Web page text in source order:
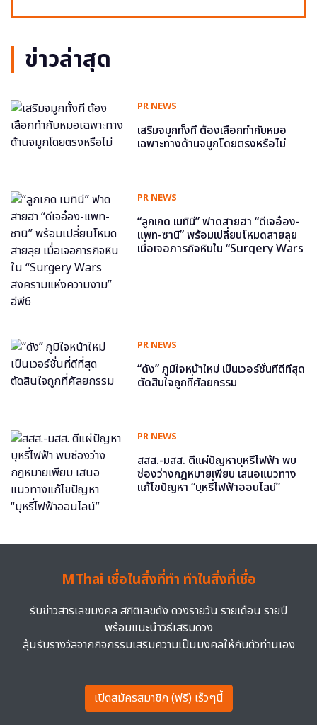
ข่าวล่าสุด
PR NEWS
เสริมจมูกทั้งที ต้องเลือกทำกับหมอ
เฉพาะทางด้านจมูกโดยตรงหรือไม่
PR NEWS
“ลูกเกด เมทินี” ฟาดสายฮา “ดีเจอ๋อง-
แพท-ซานิ” พร้อมเปลี่ยนโหมดสายลุย
เมื่อเจอภารกิจหินใน “Surgery Wars
PR NEWS
“ดัง” ภูมิใจหน้าใหม่ เป็นเวอร์ชั่นที่ดีที่สุด
ตัดสินใจถูกที่ศัลยกรรม
PR NEWS
สสส.-มสส. ตีแผ่ปัญหาบุหรี่ไฟฟ้า พบ
ช่องว่างกฎหมายเพียบ เสนอแนวทาง
แก้ไขปัญหา “บุหรี่ไฟฟ้าออนไลน์”
MThai เชื่อในสิ่งที่ทำ ทำในสิ่งที่เชื่อ
รับข่าวสารเลขมงคล สถิติเลขดัง ดวงรายวัน รายเดือน รายปี
พร้อมแนะนำวิธีเสริมดวง
ลุ้นรับรางวัลจากกิจกรรมเสริมความเป็นมงคลให้กับตัวท่านเอง
เปิดสมัครสมาชิก (ฟรี) เร็วๆนี้